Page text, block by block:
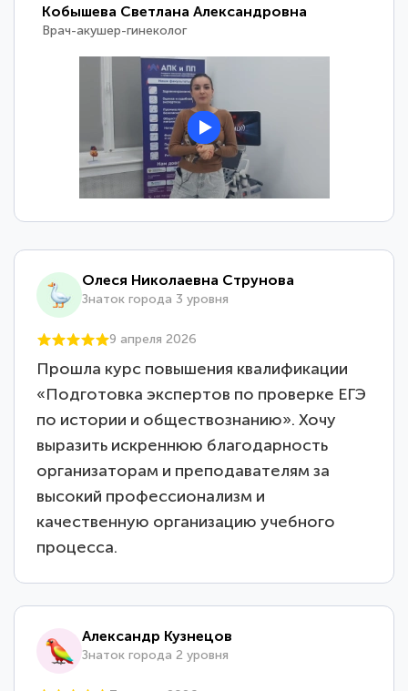
Кобышева Светлана Александровна
Врач-акушер-гинеколог
Олеся Николаевна Струнова
Знаток города 3 уровня
9 апреля 2026
Прошла курс повышения квалификации
«Подготовка экспертов по проверке ЕГЭ
по истории и обществознанию». Хочу
выразить искреннюю благодарность
организаторам и преподавателям за
высокий профессионализм и
качественную организацию учебного
процесса.
Александр Кузнецов
Знаток города 2 уровня